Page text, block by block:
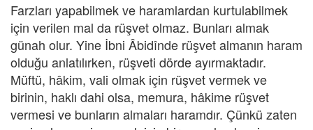
Farzları yapabilmek ve haramlardan kurtulabilmek
için verilen mal da rüşvet olmaz. Bunları almak
günah olur. Yine İbni Âbidînde rüşvet almanın haram
olduğu anlatılırken, rüşveti dörde ayırmaktadır.
Müftü, hâkim, vali olmak için rüşvet vermek ve
birinin, haklı dahi olsa, memura, hâkime rüşvet
vermesi ve bunların almaları haramdır. Çünkü zaten